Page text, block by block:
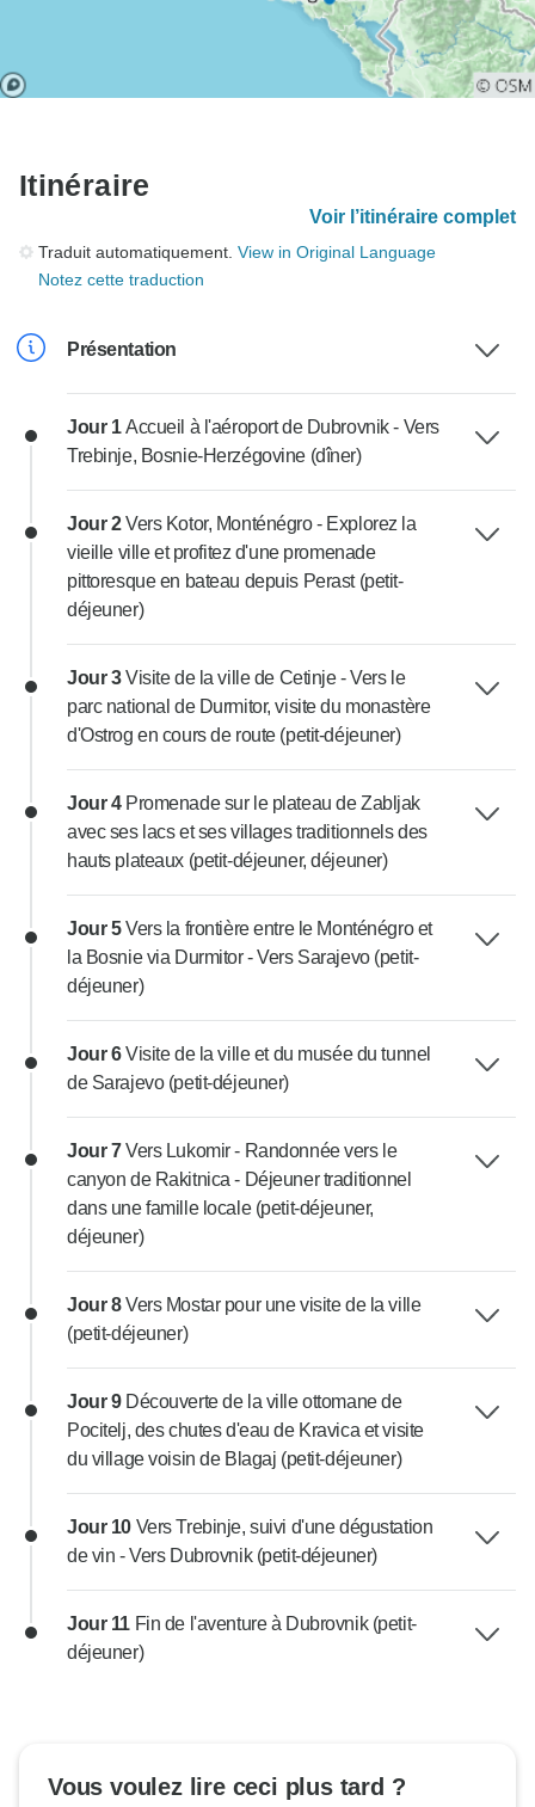
Itinéraire
Voir l’itinéraire complet
Traduit automatiquement. View in Original Language
Notez cette traduction
Présentation
Jour 1Accueil à l'aéroport de Dubrovnik - Vers
Trebinje, Bosnie-Herzégovine (dîner)
Jour 2Vers Kotor, Monténégro - Explorez la
vieille ville et profitez d'une promenade
pittoresque en bateau depuis Perast (petit-
déjeuner)
Jour 3Visite de la ville de Cetinje - Vers le
parc national de Durmitor, visite du monastère
d'Ostrog en cours de route (petit-déjeuner)
Jour 4 Promenade sur le plateau de Zabljak
avec ses lacs et ses villages traditionnels des
hauts plateaux (petit-déjeuner, déjeuner)
Jour 5Vers la frontière entre le Monténégro et
la Bosnie via Durmitor - Vers Sarajevo (petit-
déjeuner)
Jour 6Visite de la ville et du musée du tunnel
de Sarajevo (petit-déjeuner)
Jour 7Vers Lukomir - Randonnée vers le
canyon de Rakitnica - Déjeuner traditionnel
dans une famille locale (petit-déjeuner,
déjeuner)
Jour 8Vers Mostar pour une visite de la ville
(petit-déjeuner)
Jour 9 Découverte de la ville ottomane de
Pocitelj, des chutes d'eau de Kravica et visite
du village voisin de Blagaj (petit-déjeuner)
Jour 10 Vers Trebinje, suivi d'une dégustation
de vin - Vers Dubrovnik (petit-déjeuner)
Jour 11 Fin de l'aventure à Dubrovnik (petit-
déjeuner)
Vous voulez lire ceci plus tard ?